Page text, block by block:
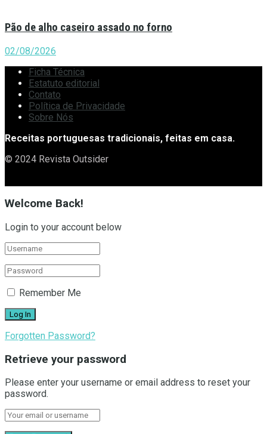
Pão de alho caseiro assado no forno
02/08/2026
Ficha Técnica
Estatuto editorial
Contato
Política de Privacidade
Sobre Nós
Receitas portuguesas tradicionais, feitas em casa.
© 2024 Revista Outsider
Welcome Back!
Login to your account below
Remember Me
Forgotten Password?
Retrieve your password
Please enter your username or email address to reset your
password.